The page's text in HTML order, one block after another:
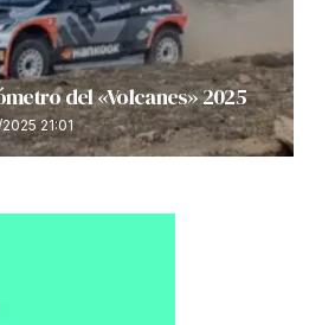
del «Volcanes» 2025
21:01